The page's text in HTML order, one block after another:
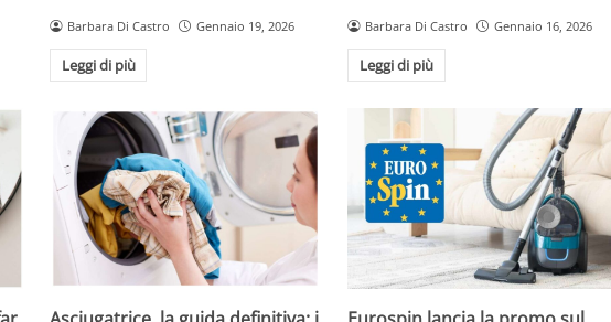
Barbara Di Castro Gennaio 19, 2026
Leggi di più
Barbara Di Castro Gennaio 16, 2026
Leggi di più